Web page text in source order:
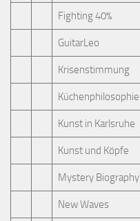
Fighting 40%
GuitarLeo
Krisenstimmung
Küchenphilosophie
Kunst in Karlsruhe
Kunst und Köpfe
Mystery Biography
New Waves